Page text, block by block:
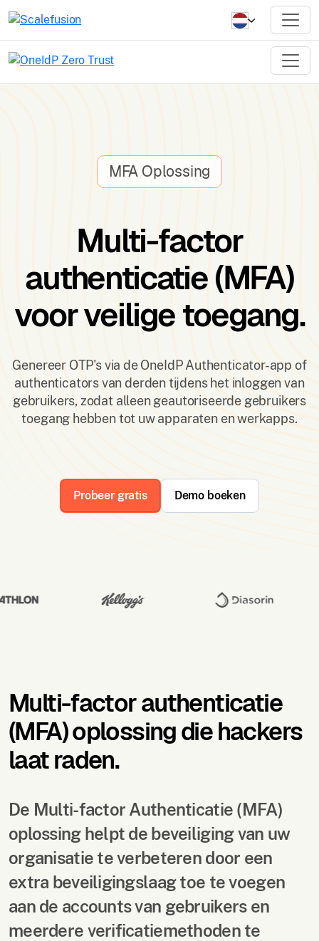
MFA Oplossing
Multi-factor
authenticatie (MFA)
voor veilige toegang.
Genereer OTP's via de OneIdP Authenticator-app of
authenticators van derden tijdens het inloggen van
gebruikers, zodat alleen geautoriseerde gebruikers
toegang hebben tot uw apparaten en werkapps.
Probeer gratis Demo boeken
Multi-factor authenticatie
(MFA) oplossing die hackers
laat raden.
De Multi-factor Authenticatie (MFA)
oplossing helpt de beveiliging van uw
organisatie te verbeteren door een
extra beveiligingslaag toe te voegen
aan de accounts van gebruikers en
meerdere verificatiemethoden te